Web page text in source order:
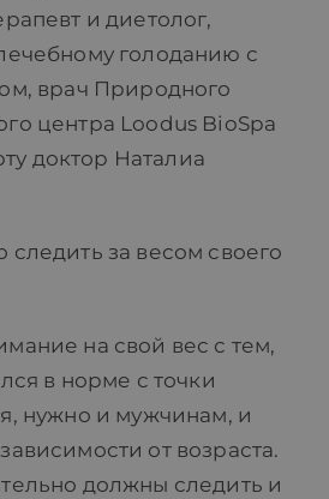
и диетолог,
голоданию с
врач Природного
центра Loodus BioSpa
доктор Наталиа
за весом своего
на свой вес с тем,
в норме с точки
нужно и мужчинам, и
от возраста.
должны следить и